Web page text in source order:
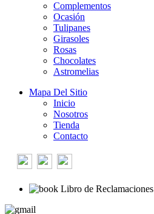
Complementos
Ocasión
Tulipanes
Girasoles
Rosas
Chocolates
Astromelias
Mapa Del Sitio
Inicio
Nosotros
Tienda
Contacto
Libro de Reclamaciones